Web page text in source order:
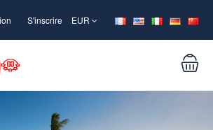
S'inscrire EUR